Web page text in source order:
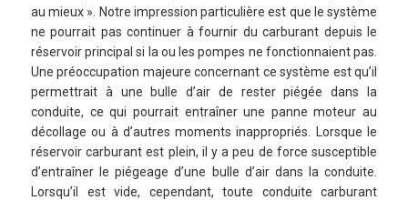
au mieux ». Notre impression particulière est que le système
ne pourrait pas continuer à fournir du carburant depuis le
réservoir principal si la ou les pompes ne fonctionnaient pas.
Une préoccupation majeure concernant ce système est qu’il
permettrait à une bulle d’air de rester piégée dans la
conduite, ce qui pourrait entraîner une panne moteur au
décollage ou à d’autres moments inappropriés. Lorsque le
réservoir carburant est plein, il y a peu de force susceptible
d’entraîner le piégeage d’une bulle d’air dans la conduite.
Lorsqu’il est vide, cependant, toute conduite carburant